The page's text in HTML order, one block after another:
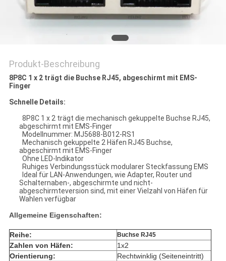
Produkt-Beschreibung
8P8C 1 x 2 trägt die Buchse RJ45, abgeschirmt mit EMS-
Finger
Schnelle Details:
8P8C 1 x 2 trägt die mechanisch gekuppelte Buchse RJ45,
abgeschirmt mit EMS-Finger
Modellnummer: MJ5688-B012-RS1
Mechanisch gekuppelte 2 Häfen RJ45 Buchse,
abgeschirmt mit EMS-Finger
Ohne LED-Indikator
Ruhiges Verbindungsstück modularer Steckfassung EMS
Ideal für LAN-Anwendungen, wie Adapter, Router und
Schalternaben-, abgeschirmte und nicht-
abgeschirmteversion sind, mit einer Vielzahl von Häfen für
Wahlen verfügbar
Allgemeine Eigenschaften:
Reihe: Buchse RJ45
Zahlen von Häfen:
1x2
Orientierung:
Rechtwinklig (Seiteneintritt)